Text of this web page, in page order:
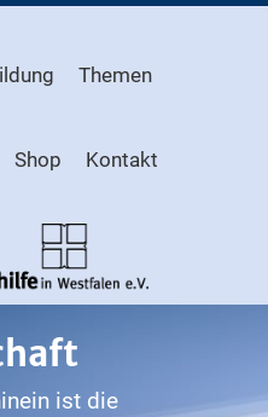
Themen
Shop Kontakt
ist die